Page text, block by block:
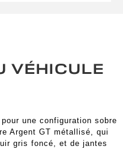
VÉHICULE
une configuration sobre
Argent GT métallisé, qui
gris foncé, et de jantes